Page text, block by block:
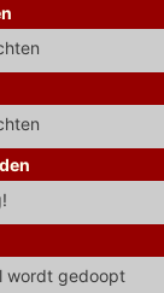
wordt gedoopt